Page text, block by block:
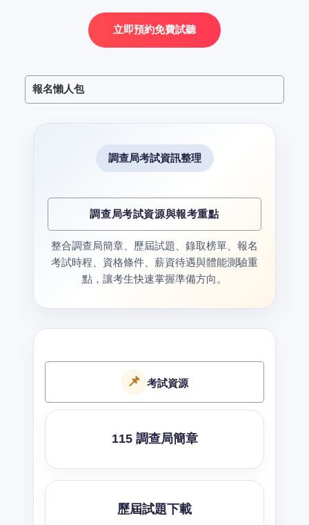
立即預約免費試聽
報名懶人包
調查局考試資訊整理
調查局考試資源與報考重點
整合調查局簡章、歷屆試題、錄取榜單、報名
考試時程、資格條件、薪資待遇與體能測驗重
點，讓考生快速掌握準備方向。
📌 考試資源
115 調查局簡章
歷屆試題下載